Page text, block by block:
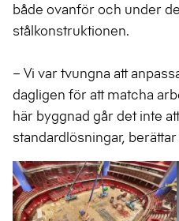
både ovanför och under
stålkonstruktionen.
– Vi var tvungna att
dagligen för att matcha
här byggnad går det inte
standardlösningar,